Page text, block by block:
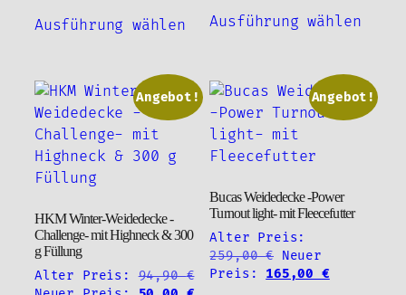
war:
ist:
Ausführung wählenProdukt
mehrere
Varianten
auf.
Optionen
auf
der
Produktseite
gewählt
129,00 €
ist:
Ausführung wählen
auf.
Angebot!
HKM Winter-Weidedecke -
Challenge- mit Highneck & 300
g Füllung
Alter Preis: 94,90€
Angebot!
Bucas Weidedecke -Power
Turnout light- mit Fleecefutter
Alter Preis:
259,00€ Ursprünglicher
Preis
Neuer
Preis:
165,00 €Aktueller